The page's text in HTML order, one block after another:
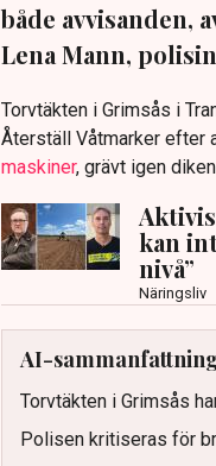
både avvisanden,
Lena Mann,
Torvtäkten i Grimsås i
Återställ Våtmarker efter
maskiner, grävt igen
kan
nivå”
Näringsliv
AI-
Torvtäkten i Grimsås
Polisen kritiseras för